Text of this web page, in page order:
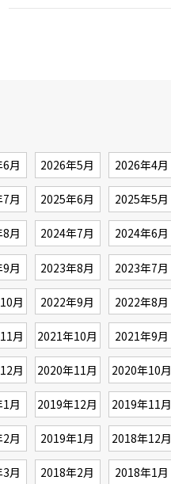
月 2026年5月 2026年4月
月 2025年6月 2025年5月
月 2024年7月 2024年6月
月 2023年8月 2023年7月
月 2022年9月 2022年8月
月 2021年10月 2021年9月
月 2020年11月 2020年10月
月 2019年12月 2019年11月
月 2019年1月 2018年12月
月 2018年2月 2018年1月